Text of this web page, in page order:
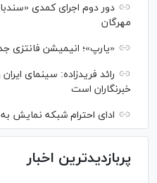
دور دوم اجرای کمدی
مهرگان
«یارپ»؛ انیمیشن فانتزی
رائد فریدزاده: سینمای
خبرنگاران است
ادای احترام شبکه نمایش
پربازدیدترین اخبار